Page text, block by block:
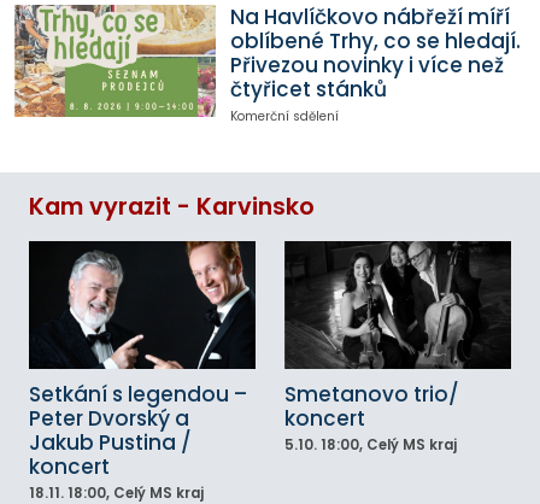
Na Havlíčkovo nábřeží míří
oblíbené Trhy, co se hledají.
Přivezou novinky i více než
čtyřicet stánků
Komerční sdělení
Kam vyrazit - Karvinsko
Setkání s legendou –
Peter Dvorský a
Jakub Pustina /
koncert
18.11. 18:00, Celý MS kraj
Smetanovo trio/
koncert
5.10. 18:00, Celý MS kraj